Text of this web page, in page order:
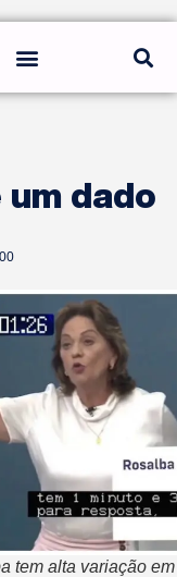
um dado
tem alta variação em